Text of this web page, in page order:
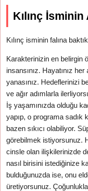
Kılınç İsminin
Kılınç isminin falına
Karakterinizin en belirgin
insansınız. Hayatınız
yanasınız. Hedeflerinizi
ve ağır adımlarla
İş yaşamınızda olduğu
yapıp, o programa
bazen sıkıcı olabiliyor.
görebilmek istiyorsunuz.
cinsle olan ilişkilerinizde
nasıl birisini istediğinize
bulduğunuzda ise, onu
üretiyorsunuz.